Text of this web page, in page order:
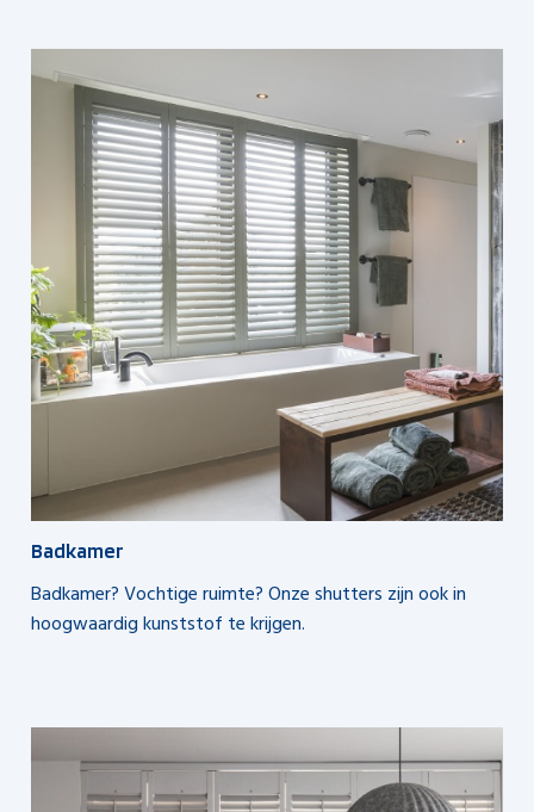
Badkamer
Badkamer? Vochtige ruimte? Onze shutters zijn ook in
hoogwaardig kunststof te krijgen.